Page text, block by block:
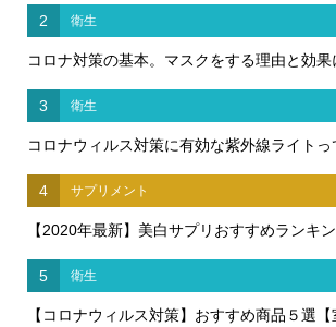
2 衛生
コロナ対策の基本。マスクをする理由と効果
3 衛生
コロナウィルス対策に有効な紫外線ライトっ
4 サプリメント
【2020年最新】美白サプリおすすめランキ
5 衛生
【コロナウィルス対策】おすすめ商品５選